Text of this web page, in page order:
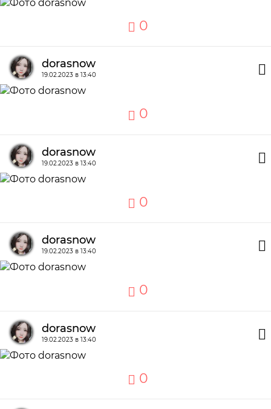
0
dorasnow
19.02.2023 в 13:40
0
dorasnow
19.02.2023 в 13:40
0
dorasnow
19.02.2023 в 13:40
0
dorasnow
19.02.2023 в 13:40
0